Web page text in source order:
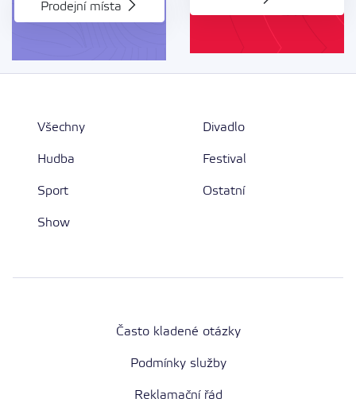
Prodejní místa
Všechny
Hudba
Sport
Show
Divadlo
Festival
Ostatní
Často kladené otázky
Podmínky služby
Reklamační řád